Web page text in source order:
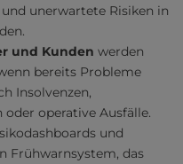
unerwartete Risiken in
und Kunden werden
bereits Probleme
Insolvenzen,
operative Ausfälle.
und
Frühwarnsystem, das